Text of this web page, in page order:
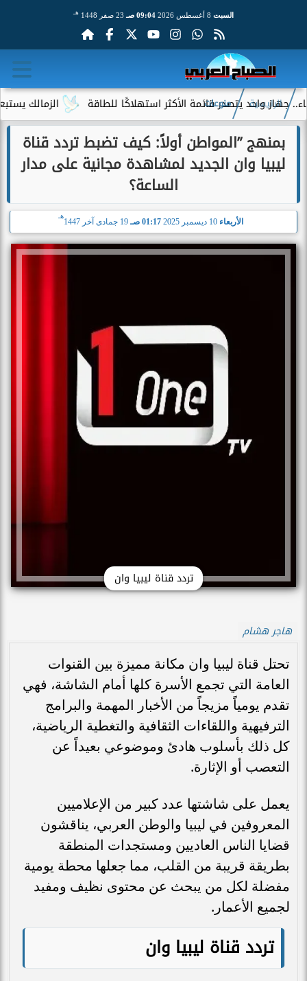
السبت 09:04 صـ 23 صفر 1448 هـ
الزمالك يستبعد 4 لاعبين شباب من حساباته في الموسم الجديد واحد يتصدر قائمة الأكثر استهلاكًا للطاقة
الرئيسية منوعات
بمنهج ”المواطن أولاً: كيف تضبط تردد قناة
ليبيا وان الجديد لمشاهدة مجانية على مدار
الساعة؟
الأربعاء 01:17 صـ 19 جمادى آخر 1447
هـ
تردد قناة ليبيا وان
هاجر هشام
تحتل قناة ليبيا وان مكانة مميزة بين القنوات
العامة التي تجمع الأسرة كلها أمام الشاشة، فهي
تقدم يومياً مزيجاً من الأخبار المهمة والبرامج
الترفيهية واللقاءات الثقافية والتغطية الرياضية،
كل ذلك بأسلوب هادئ وموضوعي بعيداً عن
التعصب أو الإثارة.
يعمل على شاشتها عدد كبير من الإعلاميين
المعروفين في ليبيا والوطن العربي، يناقشون
قضايا الناس العاديين ومستجدات المنطقة
بطريقة قريبة من القلب، مما جعلها محطة يومية
مفضلة لكل من يبحث عن محتوى نظيف ومفيد
لجميع الأعمار.
تردد قناة ليبيا وان